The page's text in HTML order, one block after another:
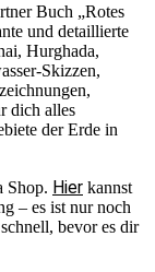
Buch „Rotes
und detaillierte
Hurghada,
Skizzen,
dich alles
der Erde in
Shop. Hier kannst
– es ist nur noch
bevor es dir